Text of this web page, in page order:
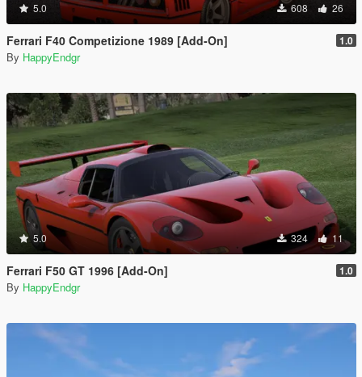
5.0 608 26
Ferrari F40 Competizione 1989 [Add-On] 1.0
By HappyEndgr
5.0 324 11
Ferrari F50 GT 1996 [Add-On] 1.0
By HappyEndgr